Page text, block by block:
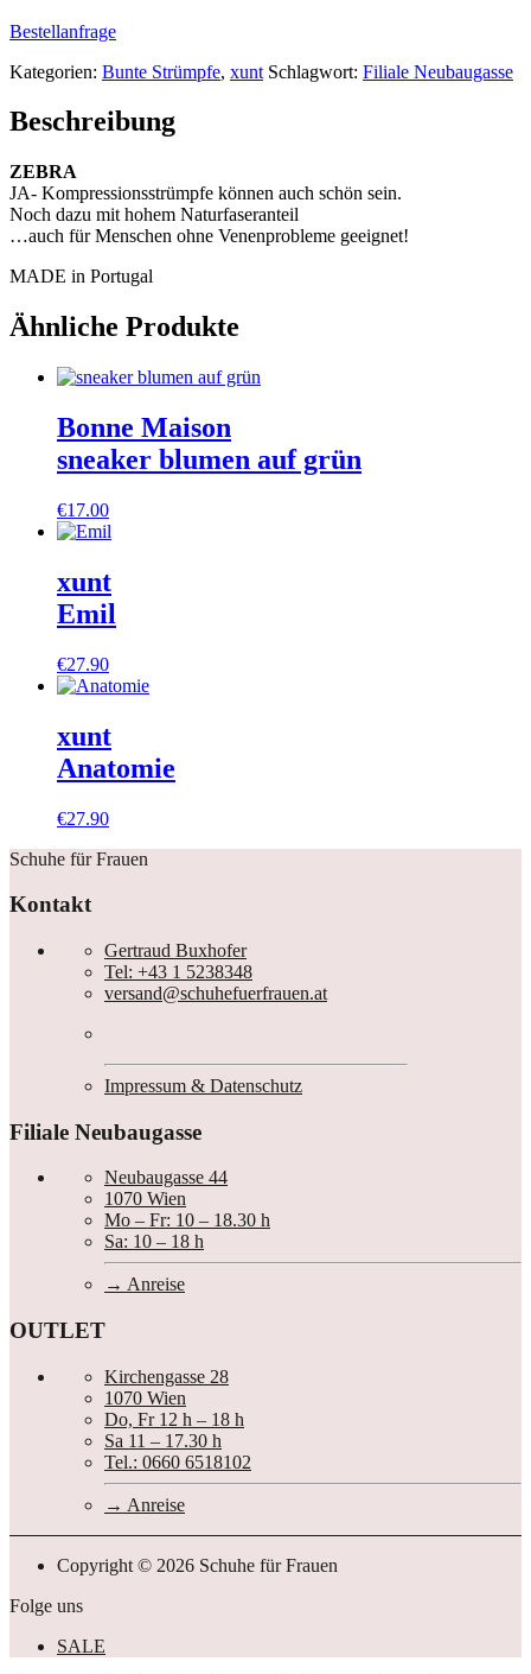
Bestellanfrage
Kategorien: Bunte Strümpfe, xunt Schlagwort: Filiale Neubaugasse
Beschreibung
ZEBRA
JA- Kompressionsstrümpfe können auch schön sein.
Noch dazu mit hohem Naturfaseranteil
…auch für Menschen ohne Venenprobleme geeignet!
MADE in Portugal
Ähnliche Produkte
Bonne Maison
sneaker blumen auf grün
€17.00
xunt
Emil
€27.90
xunt
Anatomie
€27.90
Schuhe für Frauen
Kontakt
Gertraud Buxhofer
Tel: +43 1 5238348
versand@schuhefuerfrauen.at
Impressum & Datenschutz
Filiale Neubaugasse
Neubaugasse 44
1070 Wien
Mo – Fr: 10 – 18.30 h
Sa: 10 – 18 h
Anreise
OUTLET
Kirchengasse 28
1070 Wien
Do, Fr 12 h – 18 h
Sa 11 – 17.30 h
Tel.: 0660 6518102
Anreise
Copyright © 2026 Schuhe für Frauen
Folge uns
SALE